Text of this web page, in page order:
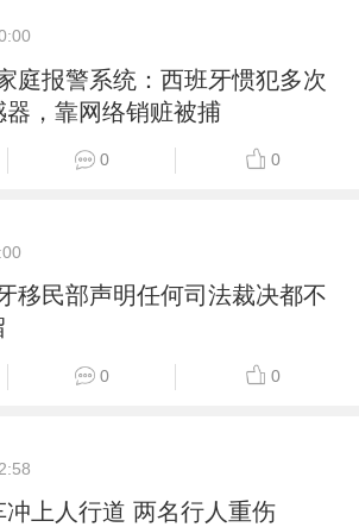
庭报警系统：西班牙惯犯多次
，靠网络销赃被捕
0 0
移民部声明任何司法裁决都不
0 0
上人行道 两名行人重伤